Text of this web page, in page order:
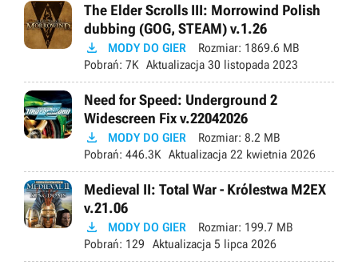
The Elder Scrolls III: Morrowind Polish
dubbing (GOG, STEAM) v.1.26
 MODY DO GIER Rozmiar: 1869.6 MB
Pobrań: 7K Aktualizacja 30 listopada 2023
Need for Speed: Underground 2
Widescreen Fix v.22042026
 MODY DO GIER Rozmiar: 8.2 MB
Pobrań: 446.3K Aktualizacja 22 kwietnia 2026
Medieval II: Total War - Królestwa M2EX
v.21.06
 MODY DO GIER Rozmiar: 199.7 MB
Pobrań: 129 Aktualizacja 5 lipca 2026